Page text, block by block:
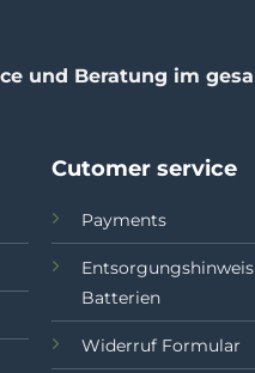
und Beratung im
Cutomer service
Payments
Entsorgungshinweis
Batterien
Widerruf Formular